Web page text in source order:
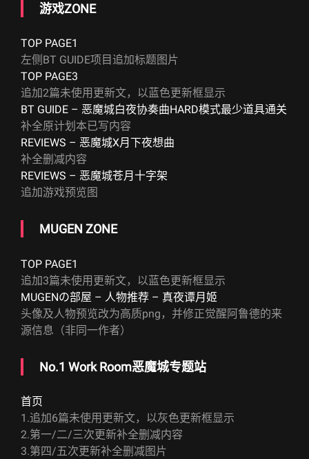
游戏ZONE
TOP PAGE1
左侧BT GUIDE项目追加标题图片
TOP PAGE3
追加2篇未使用更新文，以蓝色更新框显示
BT GUIDE – 恶魔城白夜协奏曲HARD模式最少道具通关
补全原计划本已写内容
REVIEWS – 恶魔城X月下夜想曲
补全删减内容
REVIEWS – 恶魔城苍月十字架
追加游戏预览图
MUGEN ZONE
TOP PAGE1
追加3篇未使用更新文，以蓝色更新框显示
MUGENの部屋 – 人物推荐 – 真夜谭月姬
头像及人物预览改为高质png，并修正觉醒阿鲁德的来
源信息（非同一作者）
No.1 Work Room恶魔城专题站
首页
1.追加6篇未使用更新文，以灰色更新框显示
2.第一/二/三次更新补全删减内容
3.第四/五次更新补全删减图片